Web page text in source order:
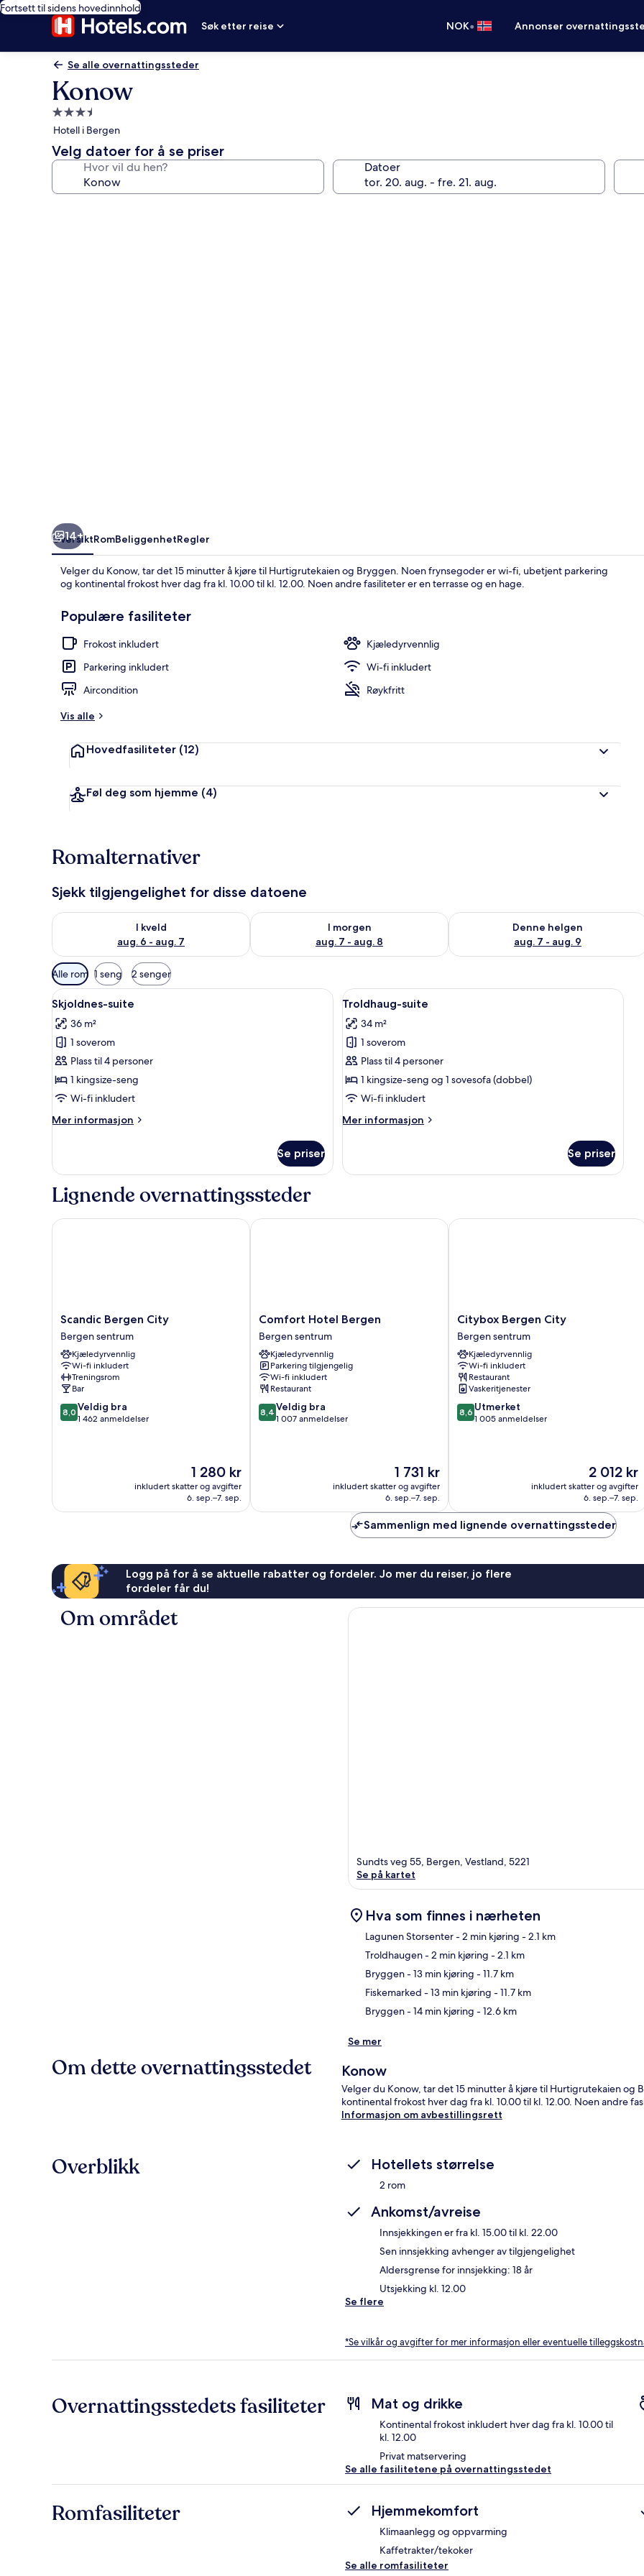
Fortsett til sidens hovedinnhold
Søk etter reise
NOK• Annonser
Se alle overnattingssteder
Konow
Overnattingssted
med
3.5
stjerner
Hotell i Bergen
Velg datoer for å se priser
Hvor vil du hen? Datoer
14+
OversiktRomBeliggenhetRegler
Velger du Konow, tar det 15 minutter å kjøre til Hurtigrutekaien og Bryggen. Noen frynsegoder er wi-fi, ubetjent parkering
og kontinental frokost hver dag fra kl. 10.00 til kl. 12.00. Noen andre fasiliteter er en terrasse og en hage.
Populære fasiliteter
Frokost inkludert
Kjæledyrvennlig
Parkering inkludert
Wi-fi inkludert
Aircondition
Røykfritt
Vis alle
Hovedfasiliteter (12)
Føl deg som hjemme (4)
Romalternativer
Sjekk tilgjengelighet for disse datoene
I kveld
aug. 6 - aug. 7
Sjekk tilgjengelighet for i kveld, aug. 6 - aug. 7
I morgen
aug. 7 - aug. 8
Sjekk tilgjengelighet for i morgen, aug. 7 - aug. 8
Denne helgen
aug. 7 - aug. 9
Sjekk tilgjengelighet for denne
Tilgjengelige
filtre
for
rom
Alle rom 1 seng 2 senger
Åpne
alle
bildene
av
Skjoldnes-
suite
Skjoldnes-suite | Wi-fi (inkludert), individuelt dekorert og individuelt innredet
5
Skjoldnes-suite
36 m²
1 soverom
Plass til 4 personer
1 kingsize-seng
Wi-fi inkludert
Mer informasjon
Mer
suite
Se priser
Åpne
alle
bildene
av
Troldhaug-
suite
Troldhaug-suite | Wi-fi (inkludert),
5
Troldhaug-suite
34 m²
1 soverom
Plass til 4 personer
1 kingsize-seng og 1 sovesofa (dobbel)
Wi-fi inkludert
Mer informasjon
Mer
suite
Se priser
Lignende overnattingssteder
Scandic
Bergen
City
Bergen
sentrum
Scandic Bergen City
Bergen sentrum
Kjæledyrvennlig
Wi-fi inkludert
Treningsrom
Bar
8.0
av
8,0 Veldig bra
1 462 anmeldelser
Prisen
er
1 280 kr
1 280 kr
inkludert skatter og avgifter
6. sep.–7. sep.
Scandic Bergen City
Comfort
Hotel
Bergen
Bergen
sentrum
Comfort Hotel Bergen
Bergen sentrum
Kjæledyrvennlig
Parkering tilgjengelig
Wi-fi inkludert
Restaurant
8.4
av
8,4 Veldig bra
1 007 anmeldelser
Prisen
er
1 731 kr
1 731 kr
inkludert skatter og avgifter
6. sep.–7. sep.
Comfort Hotel Bergen
Citybox
Bergen
City
Bergen
sentrum
Citybox Bergen City
Bergen sentrum
Kjæledyrvennlig
Wi-fi inkludert
Restaurant
Vaskeritjenester
8.6
av
8,6 Utmerket
1 005 anmeldelser
Prisen
er
2 012 kr
2 012 kr
inkludert skatter og avgifter
6. sep.–7. sep.
Citybox Bergen City
Sammenlign med lignende overnattingssteder
Logg på for å se aktuelle rabatter og fordeler. Jo mer du reiser, jo flere
fordeler får du!
Om området
Sundts veg 55, Bergen, Vestland, 5221
Se på kartet
Hva som finnes i nærheten
Lagunen Storsenter- 2 min kjøring - 2.1 km
Troldhaugen- 2 min kjøring - 2.1 km
Bryggen- 13 min kjøring - 11.7 km
Fiskemarked - 13 min kjøring - 11.7 km
Bryggen- 14 min kjøring - 12.6 km
Se mer
Om dette overnattingsstedet Konow
Velger du Konow, tar det 15 minutter å kjøre til Hurtigrutekaien
kontinental frokost hver dag fra kl. 10.00 til kl. 12.00. Noen andre
Informasjon om avbestillingsrett
Overblikk Hotellets størrelse
2 rom
Ankomst/avreise
Innsjekkingen er fra kl. 15.00 til kl. 22.00
Sen innsjekking avhenger av tilgjengelighet
Aldersgrense for innsjekking: 18 år
Utsjekking kl. 12.00
Se flere
*Se vilkår og avgifter for mer informasjon eller eventuelle
Overnattingsstedets fasiliteter Mat og drikke
Kontinental frokost inkludert hver dag fra kl. 10.00 til
kl. 12.00
Privat matservering
Se alle fasilitetene på overnattingsstedet
Romfasiliteter Hjemmekomfort
Klimaanlegg og oppvarming
Kaffetrakter/tekoker
Se alle romfasiliteter